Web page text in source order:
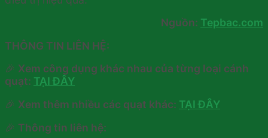
Nguồn: Tepbac.com
THÔNG TIN LIÊN HỆ:
🎉 Xem công dụng khác nhau của từng loại cánh
quạt: TẠI ĐÂY
🎉 Xem thêm nhiều các quạt khác: TẠI ĐÂY
🎉 Thông tin liên hệ: